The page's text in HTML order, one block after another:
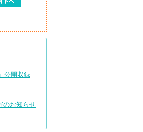
公開収録
のお知らせ